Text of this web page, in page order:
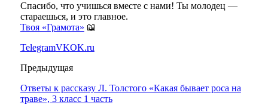
Спасибо, что учишься вместе с нами! Ты молодец —
стараешься, и это главное.
Твоя «Грамота» 📖
TelegramVKOK.ru
Предыдущая
Ответы к рассказу Л. Толстого «Какая бывает роса на
траве», 3 класс 1 часть